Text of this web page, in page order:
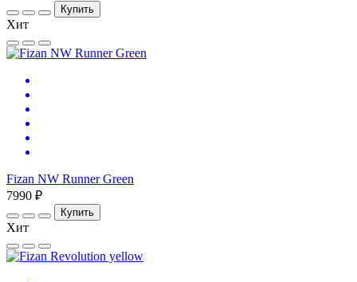
Купить
Хит
Fizan NW Runner Green
7990 ₽
Купить
Хит